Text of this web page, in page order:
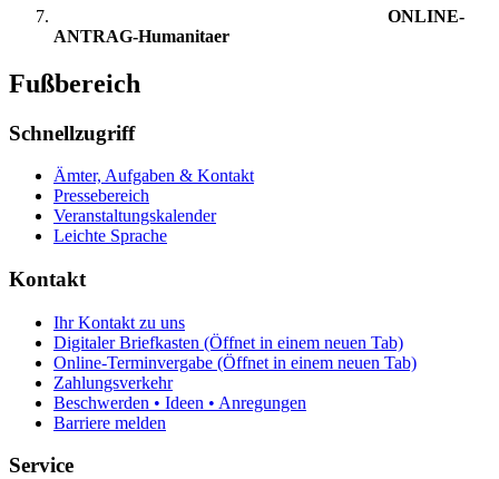
ONLINE-
ANTRAG-Humanitaer
Fußbereich
Schnellzugriff
Ämter, Aufgaben & Kontakt
Pressebereich
Veranstaltungskalender
Leichte Sprache
Kontakt
Ihr Kontakt zu uns
Digitaler Briefkasten (Öffnet in einem neuen Tab)
Online-Terminvergabe (Öffnet in einem neuen Tab)
Zahlungsverkehr
Beschwerden • Ideen • Anregungen
Barriere melden
Service